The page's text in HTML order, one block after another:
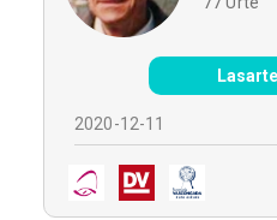
2020-12-11